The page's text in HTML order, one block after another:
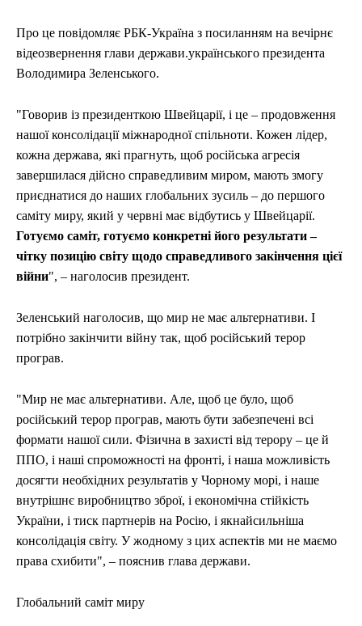
Про це повідомляє РБК-Україна з посиланням на вечірнє
відеозвернення глави держави.українського президента
Володимира Зеленського.
"Говорив із президенткою Швейцарії, і це – продовження
нашої консолідації міжнародної спільноти. Кожен лідер,
кожна держава, які прагнуть, щоб російська агресія
завершилася дійсно справедливим миром, мають змогу
приєднатися до наших глобальних зусиль – до першого
саміту миру, який у червні має відбутись у Швейцарії.
Готуємо саміт, готуємо конкретні його результати –
чітку позицію світу щодо справедливого закінчення цієї
війни", – наголосив президент.
Зеленський наголосив, що мир не має альтернативи. І
потрібно закінчити війну так, щоб російський терор
програв.
"Мир не має альтернативи. Але, щоб це було, щоб
російський терор програв, мають бути забезпечені всі
формати нашої сили. Фізична в захисті від терору – це й
ППО, і наші спроможності на фронті, і наша можливість
досягти необхідних результатів у Чорному морі, і наше
внутрішнє виробництво зброї, і економічна стійкість
України, і тиск партнерів на Росію, і якнайсильніша
консолідація світу. У жодному з цих аспектів ми не маємо
права схибити", – пояснив глава держави.
Глобальний саміт миру